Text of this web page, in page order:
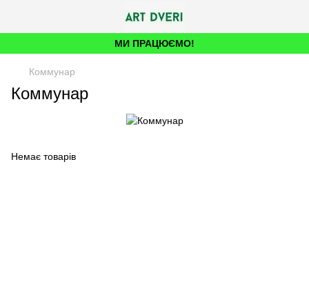
МИ ПРАЦЮЄМО!
Коммунар
Коммунар
Немає товарів